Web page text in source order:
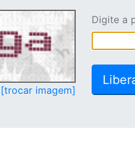
[trocar imagem]
Digite a